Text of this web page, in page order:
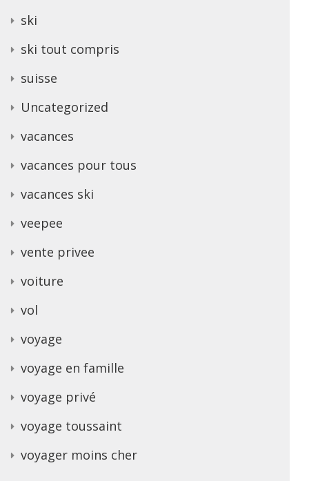
ski
ski tout compris
suisse
Uncategorized
vacances
vacances pour tous
vacances ski
veepee
vente privee
voiture
vol
voyage
voyage en famille
voyage privé
voyage toussaint
voyager moins cher